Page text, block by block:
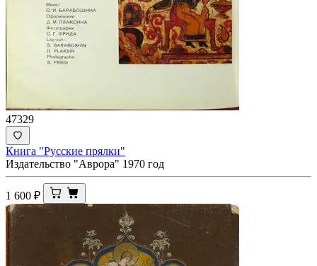
47329
Книга "Русские прялки"
Издательство "Аврора" 1970 год
1 600 ₽